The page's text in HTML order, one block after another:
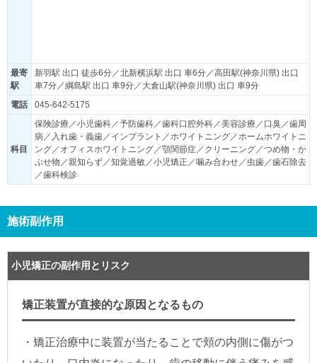
最寄
駅
新羽駅 出口 徒歩6分／北新横浜駅 出口 車6分／高田駅(神奈川県) 出口
車7分／綱島駅 出口 車9分／大倉山駅(神奈川県) 出口 車9分
電話
045-642-5175
科目
保険診療／小児歯科／予防歯科／歯科口腔外科／美容診療／口臭／歯周
病／入れ歯・義歯／インプラント／ホワイトニング／ホームホワイトニ
ング／オフィスホワイトニング／顎関節症／クリーニング／つめ物・か
ぶせ物／親知らず／知覚過敏／小児矯正／噛み合わせ／虫歯／歯石除去
／歯科検診
施術副作用